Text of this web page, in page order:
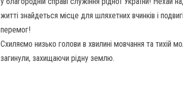
житті знайдеться місце для шляхетних вчинків і
перемог!
Схиляємо низько голови в хвилині мовчання та тихій
загинули, захищаючи рідну землю.